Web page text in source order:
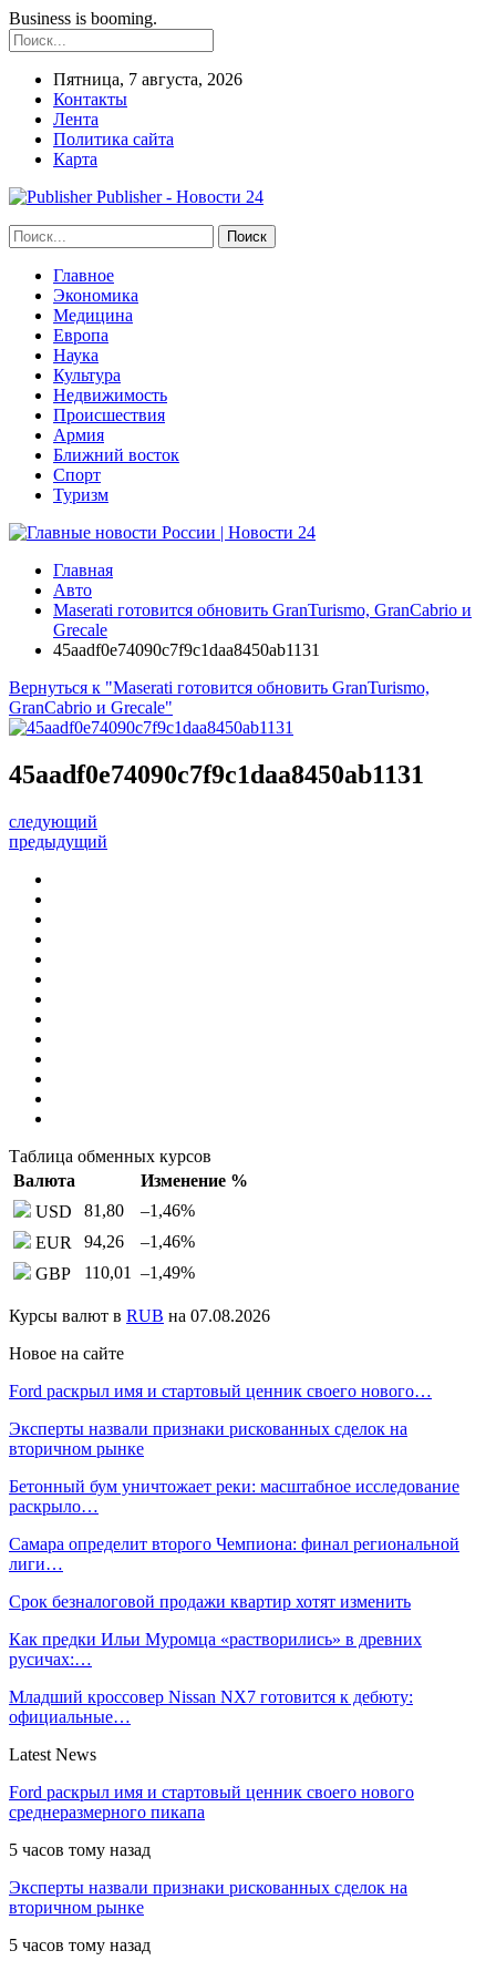
Business is booming.
Пятница, 7 августа, 2026
Контакты
Лента
Политика сайта
Карта
Publisher - Новости 24
Главное
Экономика
Медицина
Европа
Наука
Культура
Недвижимость
Происшествия
Армия
Ближний восток
Спорт
Туризм
Главная
Авто
Maserati готовится обновить GranTurismo, GranCabrio и
Grecale
45aadf0e74090c7f9c1daa8450ab1131
Вернуться к "Maserati готовится обновить GranTurismo,
GranCabrio и Grecale"
45aadf0e74090c7f9c1daa8450ab1131
следующий
предыдущий
Таблица обменных курсов
Валюта
Изменение %
USD
81,80 –1,46%
EUR
94,26 –1,46%
GBP
110,01 –1,49%
Курсы валют в RUB на 07.08.2026
Новое на сайте
Ford раскрыл имя и стартовый ценник своего нового…
Эксперты назвали признаки рискованных сделок на
вторичном рынке
Бетонный бум уничтожает реки: масштабное исследование
раскрыло…
Самара определит второго Чемпиона: финал региональной
лиги…
Срок безналоговой продажи квартир хотят изменить
Как предки Ильи Муромца «растворились» в древних
русичах:…
Младший кроссовер Nissan NX7 готовится к дебюту:
официальные…
Latest News
Ford раскрыл имя и стартовый ценник своего нового
среднеразмерного пикапа
5 часов тому назад
Эксперты назвали признаки рискованных сделок на
вторичном рынке
5 часов тому назад